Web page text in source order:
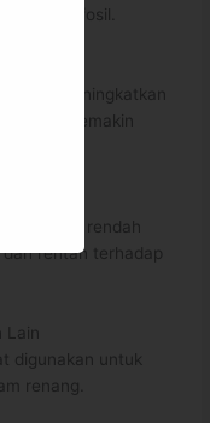
daya fosil.
dapat meningkatkan
yang semakin
lebih rendah
rentan terhadap
Lain
digunakan untuk
renang.